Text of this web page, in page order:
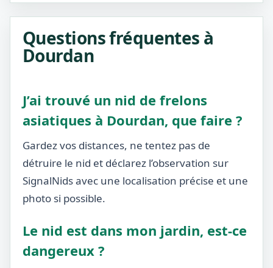
Questions fréquentes à
Dourdan
J’ai trouvé un nid de frelons
asiatiques à Dourdan, que faire ?
Gardez vos distances, ne tentez pas de
détruire le nid et déclarez l’observation sur
SignalNids avec une localisation précise et une
photo si possible.
Le nid est dans mon jardin, est-ce
dangereux ?